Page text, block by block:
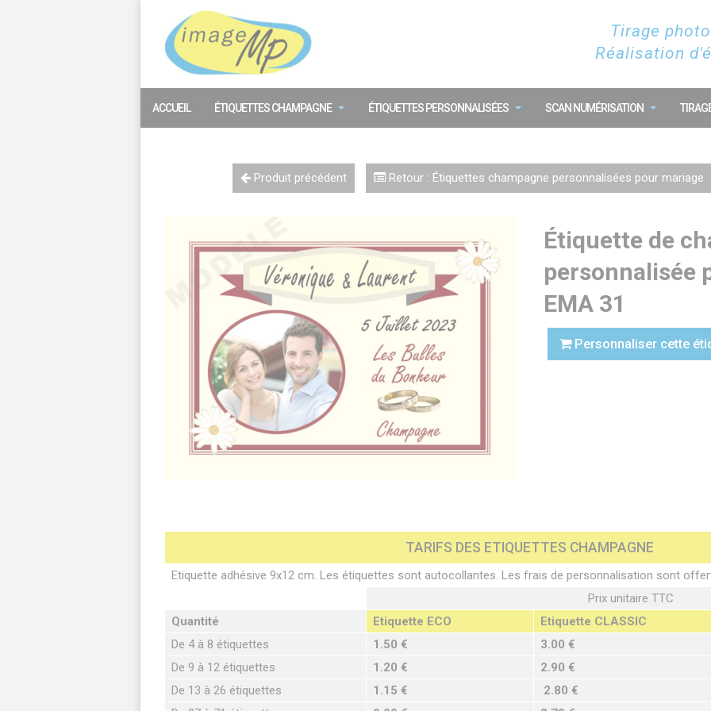
Tirage
Réalisation
ACCUEIL ÉTIQUETTES CHAMPAGNE ÉTIQUETTES PERSONNALISÉES SCAN NUMÉRISATION
Produit précédent Retour : Étiquettes champagne personnalisées pour mariage
Étiquette de
personnalisée
EMA 31
Personnaliser cette
TARIFS DES ETIQUETTES CHAMPAGNE
Etiquette adhésive 9x12 cm. Les étiquettes sont autocollantes. Les frais de personnalisation sont
Prix unitaire TTC
Quantité
Etiquette ECO
Etiquette CLASSIC
De 4 à 8 étiquettes
1.50 €
3.00 €
De 9 à 12 étiquettes
1.20 €
2.90 €
De 13 à 26 étiquettes
1.15 €
2.80 €